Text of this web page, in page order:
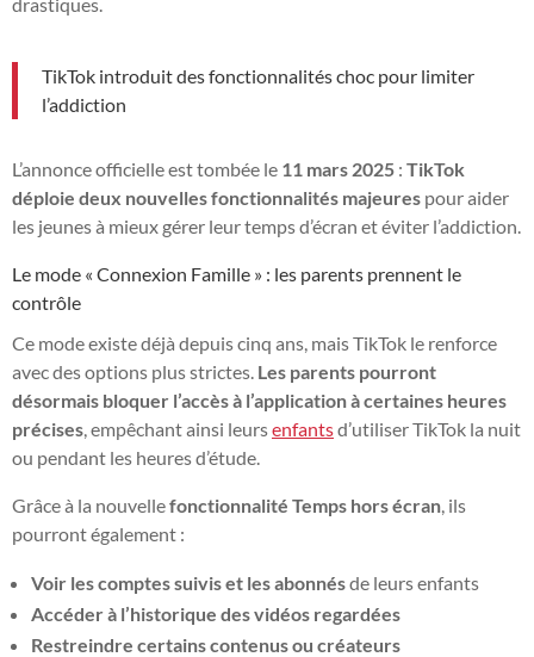
TikTok introduit des fonctionnalités choc pour limiter
l’addiction
L’annonce officielle est tombée le 11 mars 2025 : TikTok
déploie deux nouvelles fonctionnalités majeures pour aider
les jeunes à mieux gérer leur temps d’écran et éviter l’addiction.
Le mode « Connexion Famille » : les parents prennent le
contrôle
Ce mode existe déjà depuis cinq ans, mais TikTok le renforce
avec des options plus strictes. Les parents pourront
désormais bloquer l’accès à l’application à certaines heures
précises , empêchant ainsi leursenfantsd’utiliser TikTok la nuit
ou pendant les heures d’étude.
Grâce à la nouvellefonctionnalité Temps hors écran , ils
pourront également :
Voir les comptes suivis et les abonnésde leurs enfants
Accéder à l’historique des vidéos regardées
Restreindre certains contenus ou créateurs